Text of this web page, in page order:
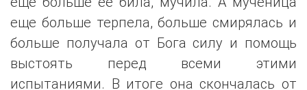
еще больше терпела, больше смирялась и
больше получала от Бога силу и помощь
выстоять перед всеми этими
испытаниями. В итоге она скончалась от